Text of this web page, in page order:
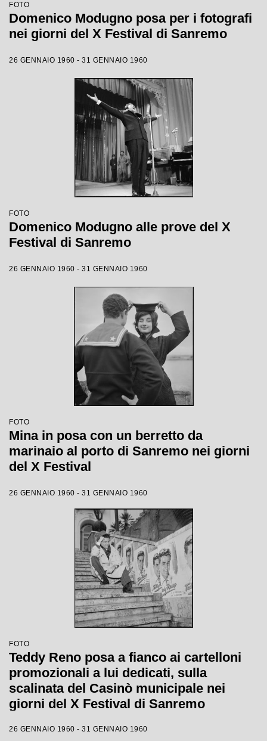
FOTO
Domenico Modugno posa per i fotografi
nei giorni del X Festival di Sanremo
26 GENNAIO 1960 - 31 GENNAIO 1960
FOTO
Domenico Modugno alle prove del X
Festival di Sanremo
26 GENNAIO 1960 - 31 GENNAIO 1960
FOTO
Mina in posa con un berretto da
marinaio al porto di Sanremo nei giorni
del X Festival
26 GENNAIO 1960 - 31 GENNAIO 1960
FOTO
Teddy Reno posa a fianco ai cartelloni
promozionali a lui dedicati, sulla
scalinata del Casinò municipale nei
giorni del X Festival di Sanremo
26 GENNAIO 1960 - 31 GENNAIO 1960